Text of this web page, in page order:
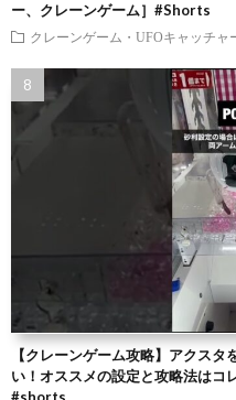
ー、クレーンゲーム］#Shorts
クレーンゲーム・UFOキャッチャ
【クレーンゲーム攻略】アクス
い！オススメの設定と攻略法はコ
#shorts